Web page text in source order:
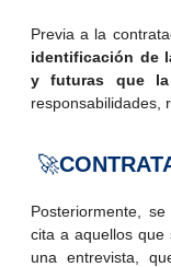
Previa a la
identificación de
y futuras que la
responsabilidades,
🚀
Posteriormente,
cita a aquellos
una entrevista,